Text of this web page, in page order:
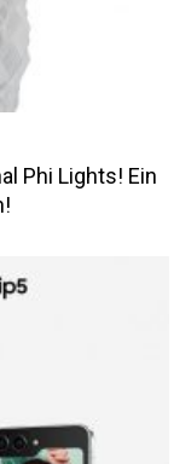
Phi Lights! Ein